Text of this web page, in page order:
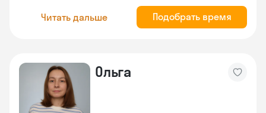
Читать дальше Подобрать время
Ольга